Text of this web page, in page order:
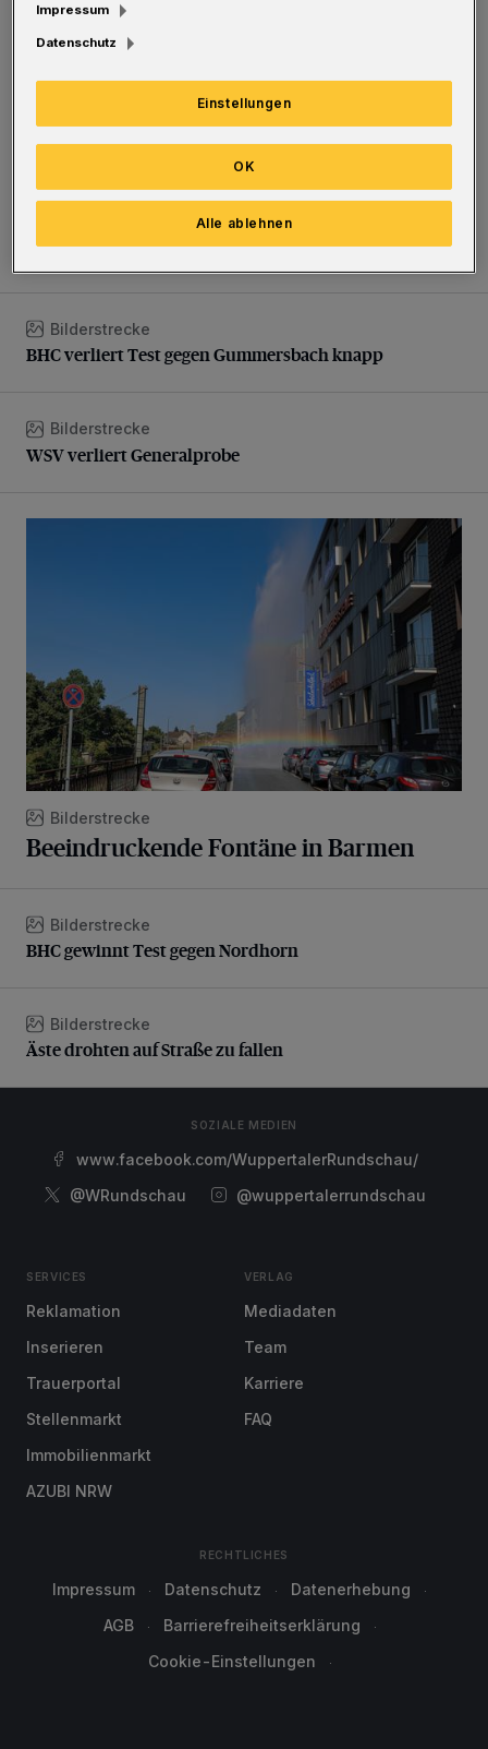
Sommer in der Elberfelder City
BHC verliert Test gegen Gummersbach knapp
Bilderstrecke
BHC verliert Test gegen Gummersbach knapp
WSV verliert Generalprobe
Bilderstrecke
WSV verliert Generalprobe
Bilderstrecke
Beeindruckende Fontäne in Barmen
BHC gewinnt Test gegen Nordhorn
Bilderstrecke
BHC gewinnt Test gegen Nordhorn
Äste drohten auf Straße zu fallen
Bilderstrecke
Äste drohten auf Straße zu fallen
SOZIALE MEDIEN
www.facebook.com/WuppertalerRundschau/
@WRundschau
@wuppertalerrundschau
SERVICES
Reklamation
Inserieren
Trauerportal
Stellenmarkt
Immobilienmarkt
AZUBI NRW
VERLAG
Mediadaten
Team
Karriere
FAQ
RECHTLICHES
Impressum Datenschutz
Datenerhebung
AGB
Barrierefreiheitserklärung
Cookie-Einstellungen
Impressum
Datenschutz
Einstellungen
Alle ablehnen
OK